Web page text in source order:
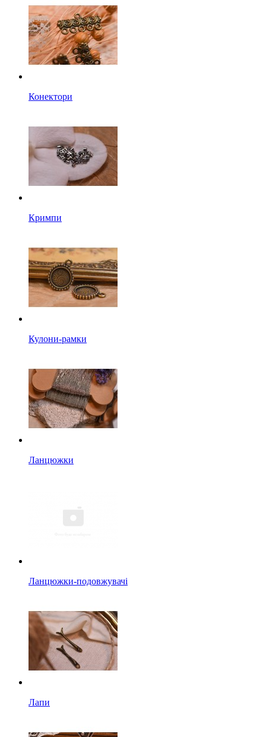
Конектори
Кримпи
Кулони-рамки
Ланцюжки
Ланцюжки-подовжувачі
Лапи